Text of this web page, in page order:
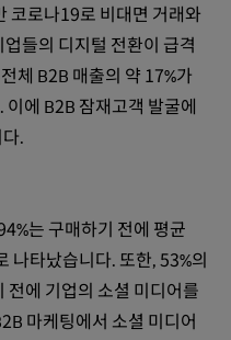
코로나19로 비대면 거래와
들의 디지털 전환이 급격
체 B2B 매출의 약 17%가
에 B2B 잠재고객 발굴에
.
는 구매하기 전에 평균
나타났습니다. 또한, 53%의
전에 기업의 소셜 미디어를
마케팅에서 소셜 미디어